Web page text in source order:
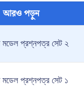
আরও পড়ুন
মডেল প্রশ্নপত্র সেট ২
মডেল প্রশ্নপত্র সেট ১